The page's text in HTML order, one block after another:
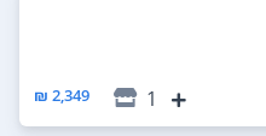
1
2,349 ₪